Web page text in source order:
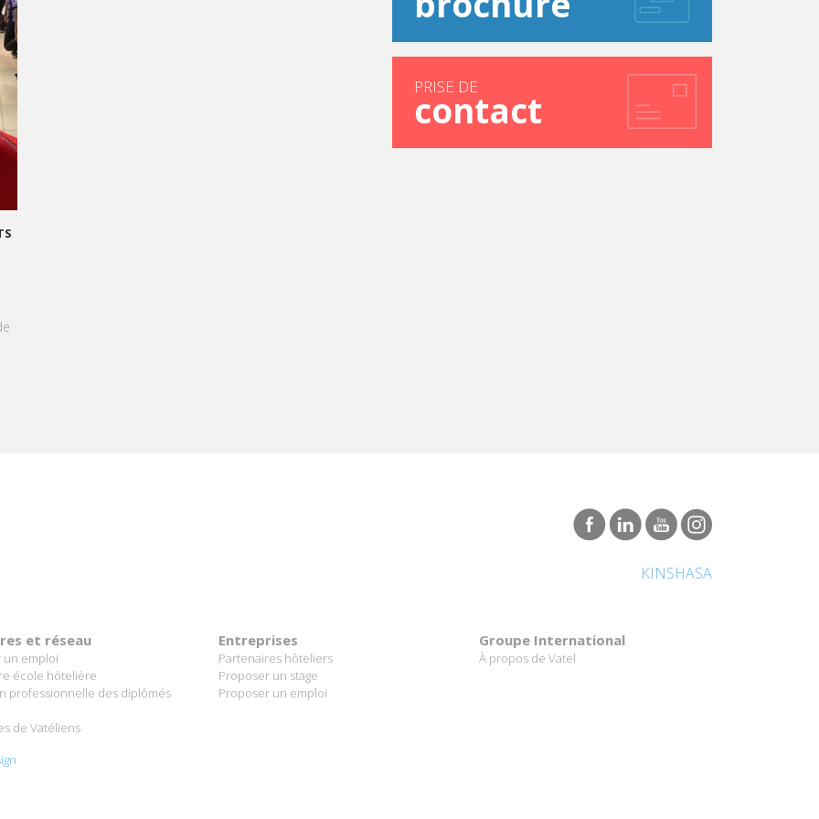
LE STRESS EN SUCCÈS
Oral, les étudiants de Vatel
à transformer le stress en une
qu'une création
PRISE DE
contact
KINSHASA
et réseau
un emploi
école hôtelière
professionnelle des diplômés
de Vatéliens
Entreprises
Partenaires hôteliers
Proposer un stage
Proposer un emploi
Groupe International
À propos de Vatel